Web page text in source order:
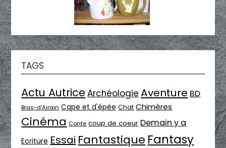
TAGS
Actu Autrice Archéologie Aventure BD
Bras-d'Airain Cape et d'épée Chat Chimères
Cinéma Conte coup de coeur Demain y a
Ecriture Essai Fantastique Fantasy